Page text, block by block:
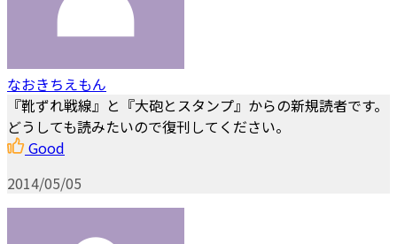
なおきちえもん
『靴ずれ戦線』と『大砲とスタンプ』からの新規読者です。
どうしても読みたいので復刊してください。
Good
2014/05/05